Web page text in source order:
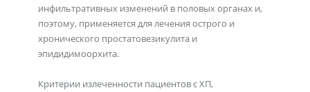
инфильтративных изменений в половых органах и,
поэтому, применяется для лечения острого и
хронического простатовезикулита и
эпидидимоорхита.
Критерии излеченности пациентов с ХП,